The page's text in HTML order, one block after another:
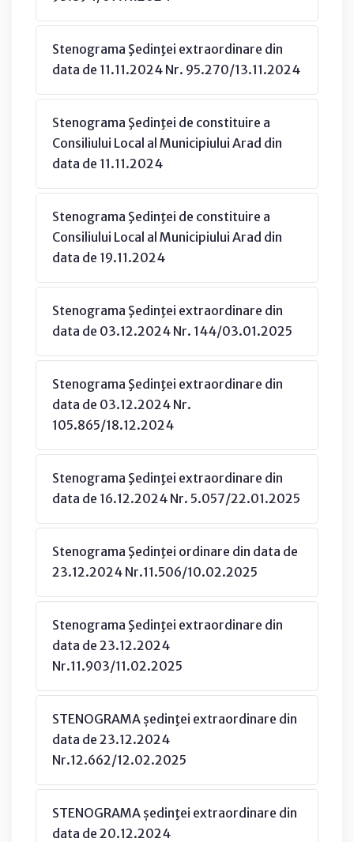
Stenograma Şedinţei extraordinare din
data de 11.11.2024 Nr. 95.270/13.11.2024
Stenograma Şedinţei de constituire a
Consiliului Local al Municipiului Arad din
data de 11.11.2024
Stenograma Şedinţei de constituire a
Consiliului Local al Municipiului Arad din
data de 19.11.2024
Stenograma Şedinţei extraordinare din
data de 03.12.2024 Nr. 144/03.01.2025
Stenograma Şedinţei extraordinare din
data de 03.12.2024 Nr.
105.865/18.12.2024
Stenograma Şedinţei extraordinare din
data de 16.12.2024 Nr. 5.057/22.01.2025
Stenograma Şedinţei ordinare din data de
23.12.2024 Nr.11.506/10.02.2025
Stenograma Şedinţei extraordinare din
data de 23.12.2024
Nr.11.903/11.02.2025
STENOGRAMA ședinţei extraordinare din
data de 23.12.2024
Nr.12.662/12.02.2025
STENOGRAMA ședinţei extraordinare din
data de 20.12.2024